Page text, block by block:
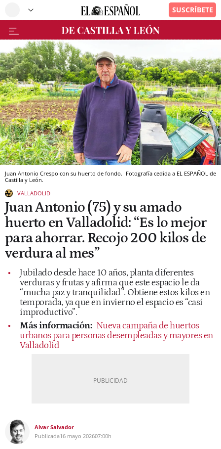
Juan Antonio Crespo con su huerto de fondo. Fotografía cedida a EL ESPAÑOL de
Castilla y León.
VALLADOLID
Juan Antonio (75) y su amado
huerto en Valladolid: “Es lo mejor
para ahorrar. Recojo 200 kilos de
verdura al mes”
Jubilado desde hace 10 años, planta diferentes
verduras y frutas y afirma que este espacio le da
“mucha paz y tranquilidad”. Obtiene estos kilos en
temporada, ya que en invierno el espacio es “casi
improductivo”.
Más información: Nueva campaña de huertos
urbanos para personas desempleadas y mayores en
Valladolid
Alvar Salvador
Publicada16 mayo 202607:00h